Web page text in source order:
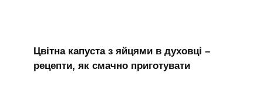
Цвітна капуста з яйцями в духовці –
рецепти, як смачно приготувати